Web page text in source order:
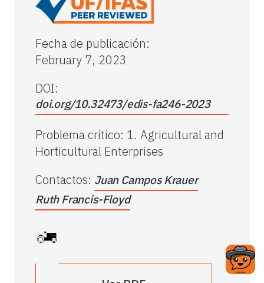
Fecha de publicación:
February 7, 2023
DOI:
doi.org/10.32473/edis-fa246-2023
Problema crítico: 1. Agricultural and
Horticultural Enterprises
Contactos: Juan Campos Krauer
Ruth Francis-Floyd